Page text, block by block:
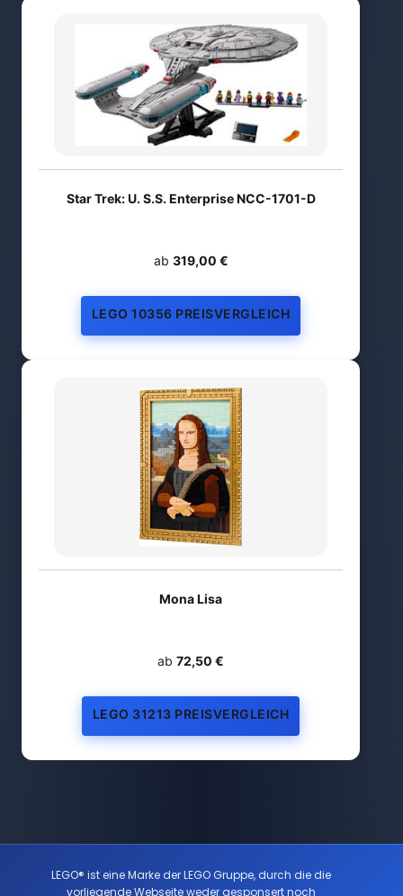
Star Trek: U. S.S. Enterprise NCC-1701-D
ab 319,00 €
LEGO 10356 PREISVERGLEICH
Mona Lisa
ab 72,50 €
LEGO 31213 PREISVERGLEICH
LEGO® ist eine Marke der LEGO Gruppe, durch die die
vorliegende Webseite weder gesponsert noch